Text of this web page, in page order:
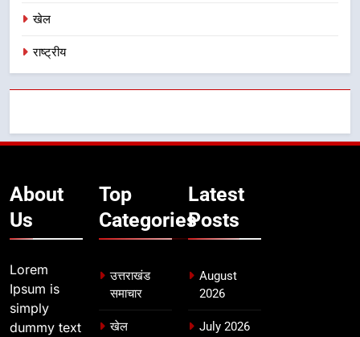
खेल
राष्ट्रीय
About
Us
Lorem
Ipsum is
simply
dummy text
Top
Categories
उत्तराखंड
समाचार
खेल
Latest
Posts
August
2026
July 2026